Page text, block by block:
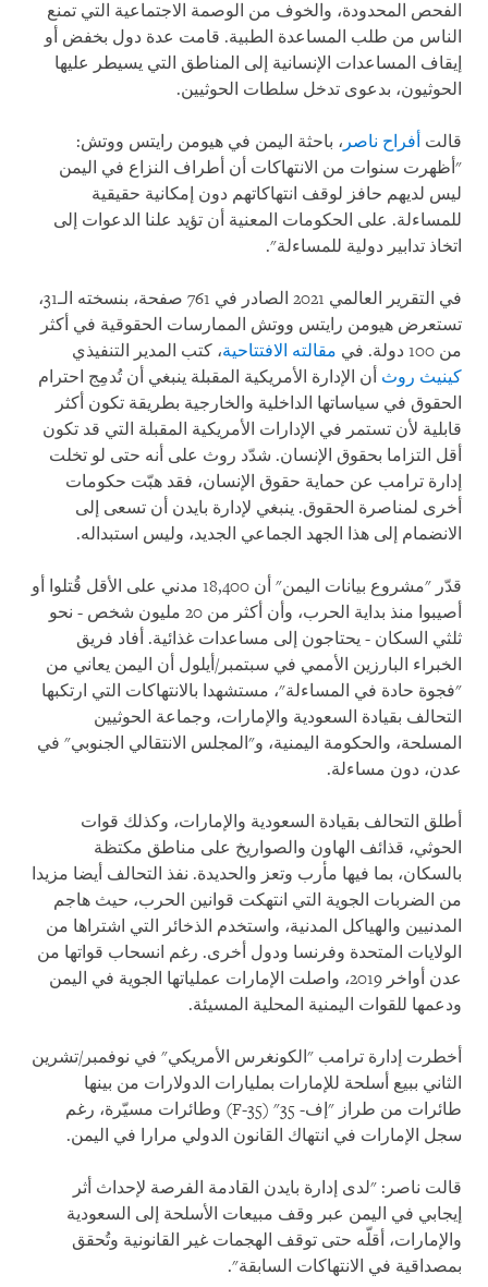
الفحص المحدودة، والخوف من الوصمة الاجتماعية التي تمنع
الناس من طلب المساعدة الطبية. قامت عدة دول بخفض أو
إيقاف المساعدات الإنسانية إلى المناطق التي يسيطر عليها
الحوثيون، بدعوى تدخل سلطات الحوثيين.
قالت أفراح ناصر ، باحثة اليمن في هيومن رايتس ووتش:
"أظهرت سنوات من الانتهاكات أن أطراف النزاع في اليمن
ليس لديهم حافز لوقف انتهاكاتهم دون إمكانية حقيقية
للمساءلة. على الحكومات المعنية أن تؤيد علنا ​​الدعوات إلى
اتخاذ تدابير دولية للمساءلة".
في التقرير العالمي 2021 الصادر في 761 صفحة، بنسخته الـ31،
تستعرض هيومن رايتس ووتش الممارسات الحقوقية في أكثر
من 100 دولة. في
مقالته الافتتاحية، كتب المدير التنفيذي
كينيث روث أن الإدارة الأمريكية المقبلة ينبغي أن تُدمِج احترام
الحقوق في سياساتها الداخلية والخارجية بطريقة تكون أكثر
قابلية لأن تستمر في الإدارات الأمريكية المقبلة التي قد تكون
أقل التزاما بحقوق الإنسان. شدّد روث على أنه حتى لو تخلت
إدارة ترامب عن حماية حقوق الإنسان، فقد هبّت حكومات
أخرى لمناصرة الحقوق. ينبغي لإدارة بايدن أن تسعى إلى
الانضمام إلى هذا الجهد الجماعي الجديد، وليس استبداله.
قدّر "مشروع بيانات اليمن" أن 18,400 مدني على الأقل قُتلوا أو
أصيبوا منذ بداية الحرب، وأن أكثر من 20 مليون شخص - نحو
ثلثي السكان - يحتاجون إلى مساعدات غذائية. أفاد فريق
الخبراء البارزين الأممي في سبتمبر/أيلول أن اليمن يعاني من
"فجوة حادة في المساءلة"، مستشهدا بالانتهاكات التي ارتكبها
التحالف بقيادة السعودية والإمارات، وجماعة الحوثيين
المسلحة، والحكومة اليمنية، و"المجلس الانتقالي الجنوبي" في
عدن، دون مساءلة.
أطلق التحالف بقيادة السعودية والإمارات، وكذلك قوات
الحوثي، قذائف الهاون والصواريخ على مناطق مكتظة
بالسكان، بما فيها مأرب وتعز والحديدة. نفذ التحالف أيضا مزيدا
من الضربات الجوية التي انتهكت قوانين الحرب، حيث هاجم
المدنيين والهياكل المدنية، واستخدم الذخائر التي اشتراها من
الولايات المتحدة وفرنسا ودول أخرى. رغم انسحاب قواتها من
عدن أواخر 2019، واصلت الإمارات عملياتها الجوية في اليمن
ودعمها للقوات اليمنية المحلية المسيئة.
أخطرت إدارة ترامب "الكونغرس الأمريكي" في نوفمبر/تشرين
الثاني ببيع أسلحة للإمارات بمليارات الدولارات من بينها
طائرات من طراز "إف- 35" (F-35) وطائرات مسيّرة، رغم
سجل الإمارات في انتهاك القانون الدولي مرارا في اليمن.
قالت ناصر: "لدى إدارة بايدن القادمة الفرصة لإحداث أثر
إيجابي في اليمن عبر وقف مبيعات الأسلحة إلى السعودية
والإمارات، أقلّه حتى توقف الهجمات غير القانونية وتُحقق
بمصداقية في الانتهاكات السابقة".